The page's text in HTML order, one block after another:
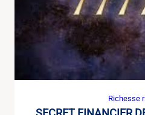
Richesse